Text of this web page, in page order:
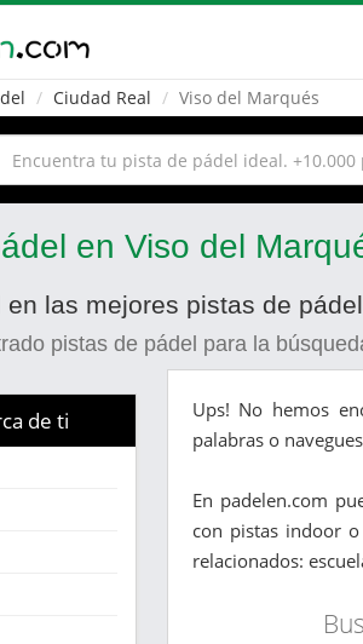
Ciudad Real Viso del Marqués
en Viso del
las mejores pistas de
pistas de pádel para la
de ti
Ups! No hemos
palabras o
En padelen.com
con pistas indoor
relacionados: